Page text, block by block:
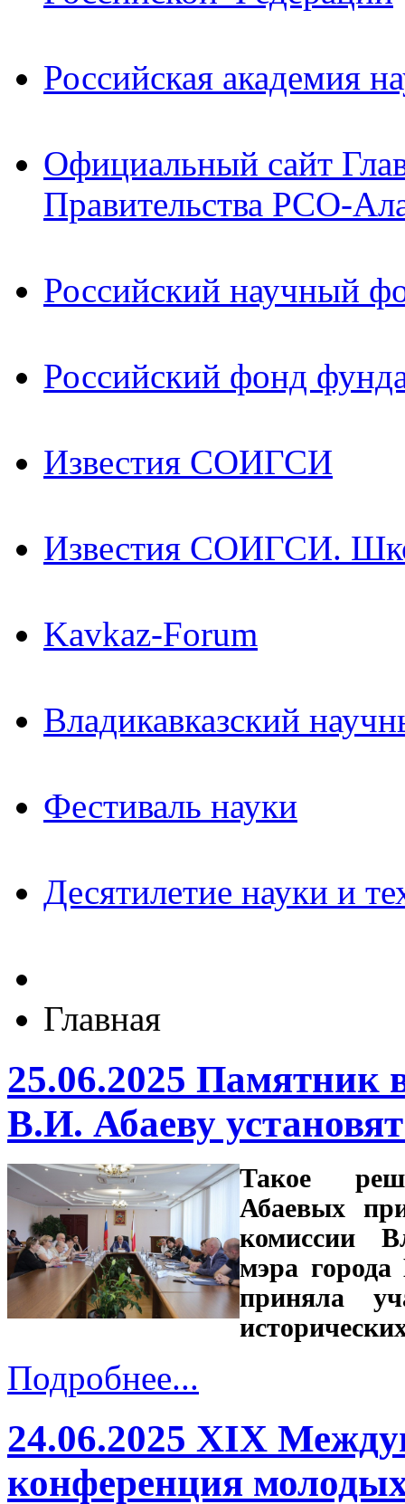
Российская академия
Официальный сайт
Правительства РСО-
Российский научный
Российский фонд
Известия СОИГСИ
Известия СОИГСИ.
Kavkaz-Forum
Владикавказский
Фестиваль науки
Десятилетие науки и
Главная
25.06.2025 Памятник
В.И. Абаеву
Такое
Абаевых
комиссии
мэра города
приняла
Подробнее...
24.06.2025 XIХ
конференция